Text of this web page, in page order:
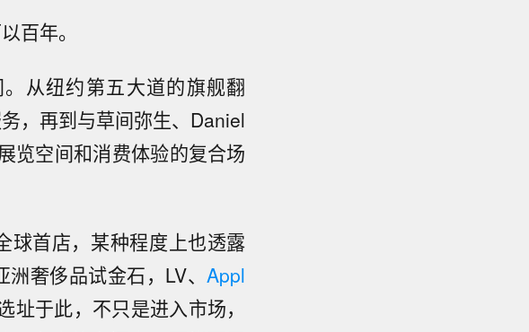
百年。
从纽约第五大道的旗舰翻
，再到与草间弥生、Daniel
览空间和消费体验的复合场
球首店，某种程度上也透露
洲奢侈品试金石，LV、Appl
于此，不只是进入市场，